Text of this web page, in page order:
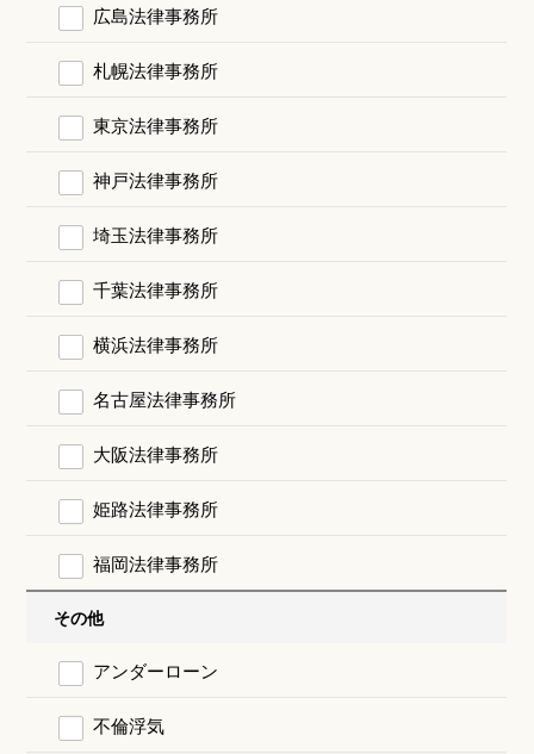
広島法律事務所
札幌法律事務所
東京法律事務所
神戸法律事務所
埼玉法律事務所
千葉法律事務所
横浜法律事務所
名古屋法律事務所
大阪法律事務所
姫路法律事務所
福岡法律事務所
その他
アンダーローン
不倫浮気